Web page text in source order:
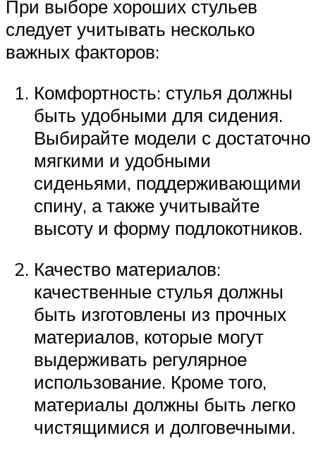
При выборе хороших стульев
следует учитывать несколько
важных факторов:
Комфортность: стулья должны
быть удобными для сидения.
Выбирайте модели с достаточно
мягкими и удобными
сиденьями, поддерживающими
спину, а также учитывайте
высоту и форму подлокотников.
Качество материалов:
качественные стулья должны
быть изготовлены из прочных
материалов, которые могут
выдерживать регулярное
использование. Кроме того,
материалы должны быть легко
чистящимися и долговечными.